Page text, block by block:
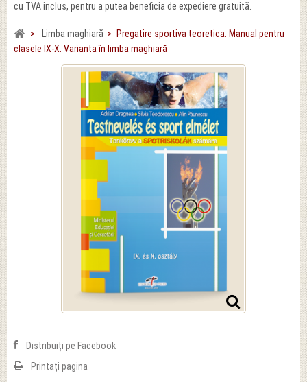
cu TVA inclus, pentru a putea beneficia de expediere gratuită.
> Limba maghiară >
Pregatire sportiva teoretica. Manual pentru
clasele IX-X. Varianta în limba maghiară
Distribuiți pe Facebook
Printați pagina